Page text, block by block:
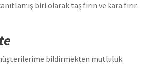
biri olarak taş fırın ve kara fırın
müşterilerime bildirmekten mutluluk